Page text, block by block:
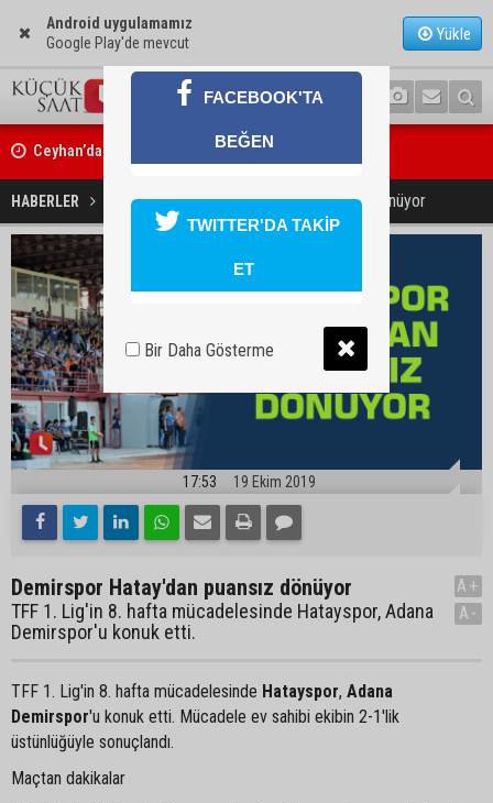
Android uygulamamız
Google Play'de mevcut
Yükle
Ceyhan’da Necdet Sevinç Parkı’nda bakım çalışması
Orhan Bayram’dan AK Parti’ye Yüreğir çıkışı: “Bizim belediye
ne yaptınız? Siz önce onu anlatın”
HABERLER SPOR Demirspor Hatay'dan puansız dönüyor
17:53 19 Ekim 2019
Demirspor Hatay'dan puansız dönüyor
TFF 1. Lig'in 8. hafta mücadelesinde Hatayspor, Adana
Demirspor'u konuk etti.
A+
A-
TFF 1. Lig'in 8. hafta mücadelesinde Hatayspor, Adana
Demirspor'u konuk etti. Mücadele ev sahibi ekibin 2-1'lik
üstünlüğüyle sonuçlandı.
Maçtan dakikalar
FACEBOOK'TA
BEĞEN
TWITTER'DA TAKİP
ET
Bir Daha Gösterme